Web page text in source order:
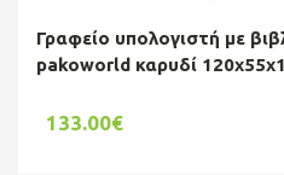
Γραφείο υπολογιστή με
pakoworld καρυδί
133.00€